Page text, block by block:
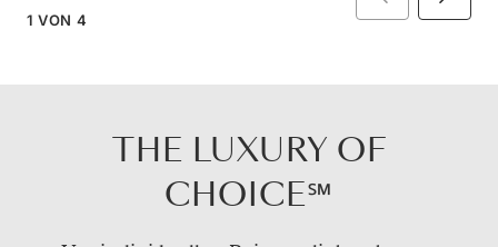
1 VON 4
THE LUXURY OF
CHOICE℠